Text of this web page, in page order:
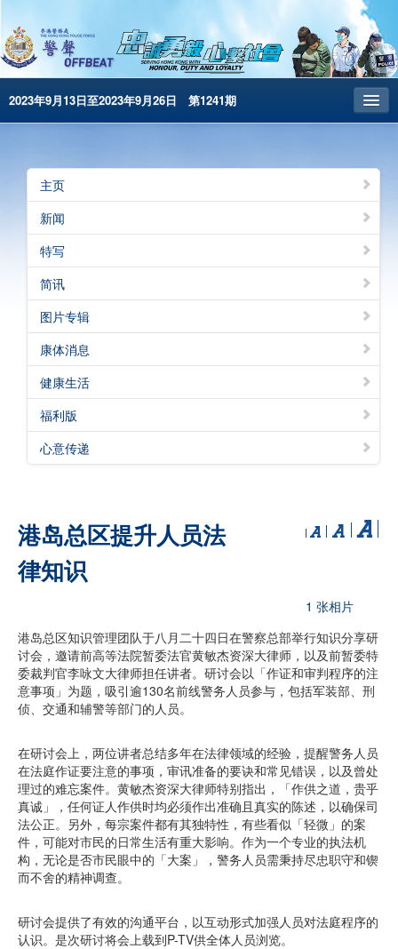
2023年9月13日至2023年9月26日 第1241期
昔日警声
警务处主页
繁體版
English
电子书版
警声特刊
主页
新闻
特写
简讯
图片专辑
康体消息
健康生活
福利版
心意传递
港岛总区提升人员法
律知识
1 张相片
港岛总区知识管理团队于八月二十四日在警察总部举行知识分享研
讨会，邀请前高等法院暂委法官黄敏杰资深大律师，以及前暂委特
委裁判官李咏文大律师担任讲者。研讨会以「作证和审判程序的注
意事项」为题，吸引逾130名前线警务人员参与，包括军装部、刑
侦、交通和辅警等部门的人员。
在研讨会上，两位讲者总结多年在法律领域的经验，提醒警务人员
在法庭作证要注意的事项，审讯准备的要诀和常见错误，以及曾处
理过的难忘案件。黄敏杰资深大律师特别指出，「作供之道，贵乎
真诚」，任何证人作供时均必须作出准确且真实的陈述，以确保司
法公正。另外，每宗案件都有其独特性，有些看似「轻微」的案
件，可能对市民的日常生活有重大影响。作为一个专业的执法机
构，无论是否市民眼中的「大案」，警务人员需秉持尽忠职守和锲
而不舍的精神调查。
研讨会提供了有效的沟通平台，以互动形式加强人员对法庭程序的
认识。是次研讨将会上载到P-TV供全体人员浏览。